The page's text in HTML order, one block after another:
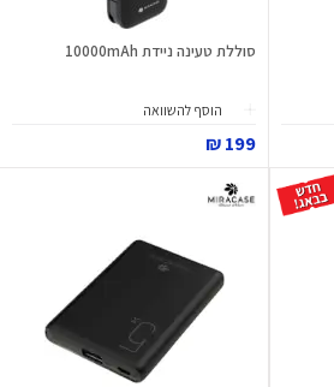
סוללת טעינה ניידת 10000mAh
הוסף להשוואה
199 ₪